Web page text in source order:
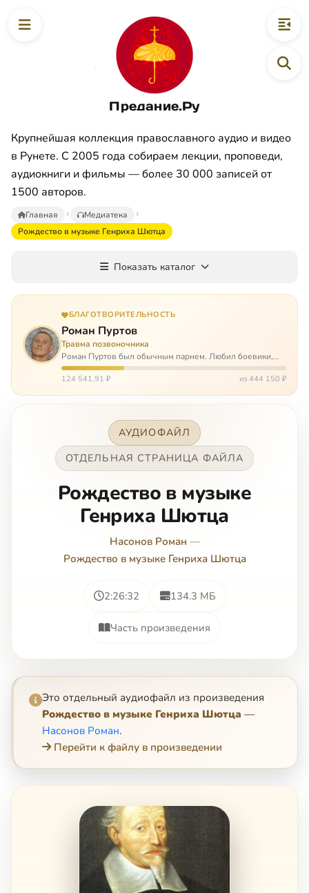
Предание.Ру
Крупнейшая коллекция православного аудио и видео
в Рунете. С 2005 года собираем лекции, проповеди,
аудиокниги и фильмы — более 30 000 записей от
1500 авторов.
Главная
Медиатека
Рождество в музыке Генриха Шютца
Показать каталог
БЛАГОТВОРИТЕЛЬНОСТЬ
Роман Пуртов
Травма позвоночника
Роман Пуртов был обычным парнем. Любил боевики,
хорошие автомобили, был не дурак поиграть в комп,
любил жену и обожал дочь. А потом, будучи
124 541,91 ₽ из 444 150 ₽
АУДИОФАЙЛ
ОТДЕЛЬНАЯ СТРАНИЦА ФАЙЛА
Рождество в музыке
Генриха Шютца
Насонов Роман —
Рождество в музыке Генриха Шютца
2:26:32 134.3 МБ
Часть произведения
Это отдельный аудиофайл из произведения
Рождество в музыке Генриха Шютца —
Насонов Роман.
Перейти к файлу в произведении